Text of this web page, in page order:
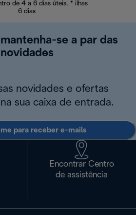
de 4 a 6 dias úteis. * ilhas
6 dias
se a par das
novidades
novidades e ofertas
sua caixa de entrada.
para receber e-mails
Encontrar Centro
de assistência